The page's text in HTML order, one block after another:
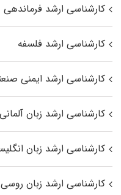
کارشناسی ارشد
کارشناسی ارشد فلسفه
کارشناسی ارشد ایمنی
کارشناسی ارشد زبان آلمانی
کارشناسی ارشد زبان
کارشناسی ارشد زبان روسی